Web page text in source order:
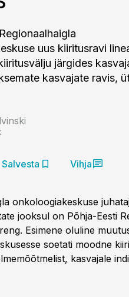
uus kiiritusravi
järgides
kasvajate ravis,
Salvesta Vihja
onkoloogiakeskuse
jooksul on Põhja-Eesti
Esimene oluline
soetati moodne
kasvajale